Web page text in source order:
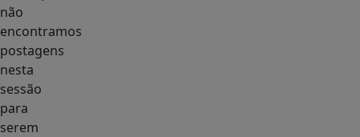
não
encontramos
postagens
nesta
sessão
para
serem